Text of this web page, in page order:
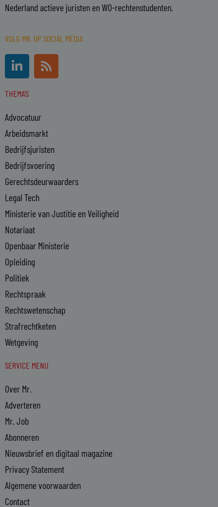
Nederland actieve juristen en WO-rechtenstudenten.
VOLG MR. OP SOCIAL MEDIA
L
i
n
k
d
i
n
-
i
n
R
s
s
THEMA'S
Advocatuur
Arbeidsmarkt
Bedrijfsjuristen
Bedrijfsvoering
Gerechtsdeurwaarders
Legal Tech
Ministerie van Justitie en Veiligheid
Notariaat
Openbaar Ministerie
Opleiding
Politiek
Rechtspraak
Rechtswetenschap
Strafrechtketen
Wetgeving
SERVICE MENU
Over Mr.
Adverteren
Mr. Job
Abonneren
Nieuwsbrief en digitaal magazine
Privacy Statement
Algemene voorwaarden
Contact